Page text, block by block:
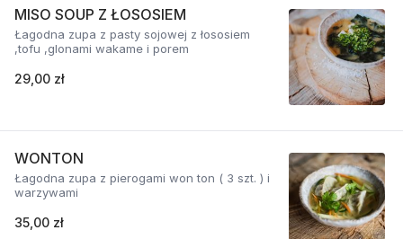
MISO SOUP Z ŁOSOSIEM
Łagodna zupa z pasty sojowej z łososiem
,tofu ,glonami wakame i porem
29,00 zł
WONTON
Łagodna zupa z pierogami won ton ( 3 szt. ) i
warzywami
35,00 zł